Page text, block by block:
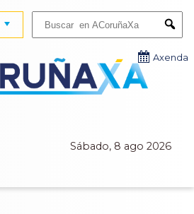
Sábado, 8 ago 2026
Axenda